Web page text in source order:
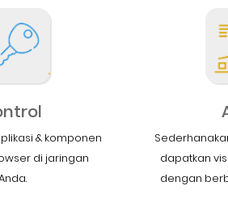
& komponen
di jaringan
dapatkan
dengan